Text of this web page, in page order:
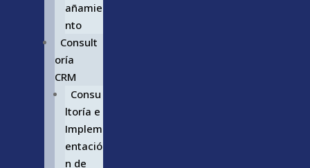
añamie
nto
Consult
oría
CRM
Consu
ltoría e
Implem
entació
n de